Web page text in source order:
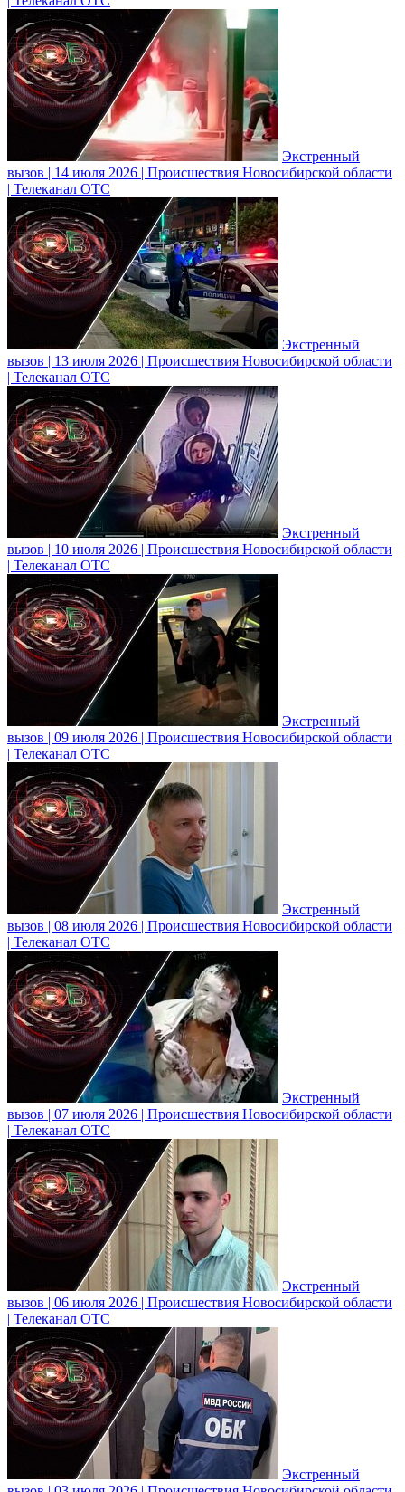
Экстренный
вызов | 14 июля 2026 | Происшествия Новосибирской области
| Телеканал ОТС
Экстренный
вызов | 13 июля 2026 | Происшествия Новосибирской области
| Телеканал ОТС
Экстренный
вызов | 10 июля 2026 | Происшествия Новосибирской области
| Телеканал ОТС
Экстренный
вызов | 09 июля 2026 | Происшествия Новосибирской области
| Телеканал ОТС
Экстренный
вызов | 08 июля 2026 | Происшествия Новосибирской области
| Телеканал ОТС
Экстренный
вызов | 07 июля 2026 | Происшествия Новосибирской области
| Телеканал ОТС
Экстренный
вызов | 06 июля 2026 | Происшествия Новосибирской области
| Телеканал ОТС
Экстренный